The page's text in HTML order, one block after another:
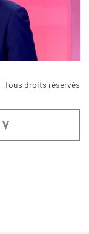
Tous droits réservés